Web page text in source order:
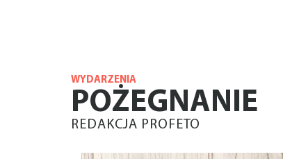
WYDARZENIA
POŻEGNANIE
REDAKCJA PROFETO